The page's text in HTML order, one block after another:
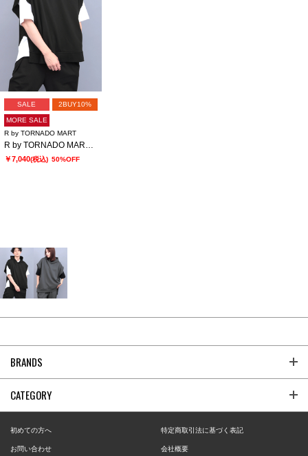
SALE 2BUY10%
MORE SALE
R by TORNADO MART
R by TORNADO MART∴フレンチスリーブフィーディー
￥7,040(税込) 50%OFF
BRANDS
CATEGORY
初めての方へ 特定商取引法に基づく表記
お問い合わせ 会社概要